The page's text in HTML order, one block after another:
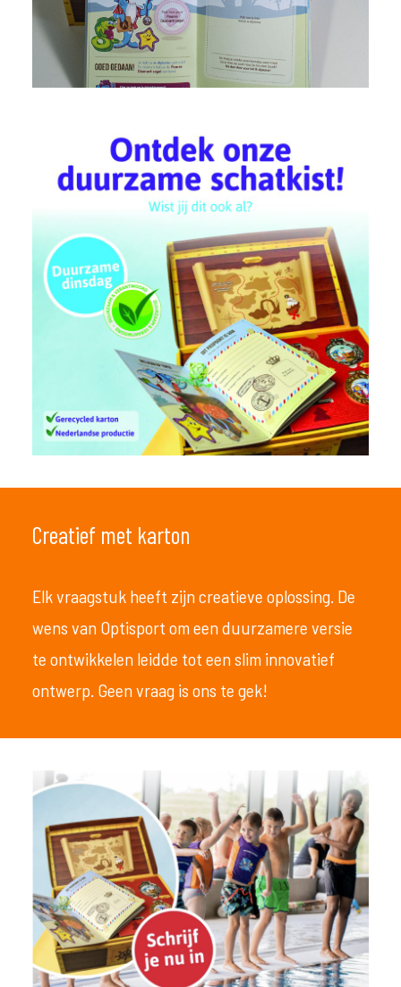
Creatief met karton
Elk vraagstuk heeft zijn creatieve oplossing. De
wens van Optisport om een duurzamere versie
te ontwikkelen leidde tot een slim innovatief
ontwerp. Geen vraag is ons te gek!